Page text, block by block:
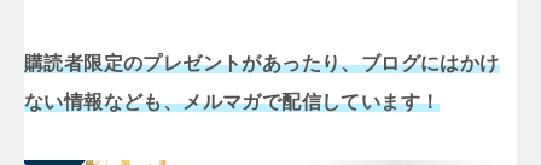
購読者限定のプレゼントがあったり、ブログにはかけ
ない情報なども、メルマガで配信しています！